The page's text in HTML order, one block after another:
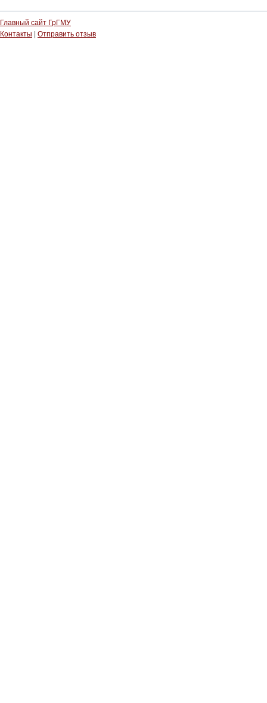
Главный сайт ГрГМУ
Контакты
Отправить отзыв